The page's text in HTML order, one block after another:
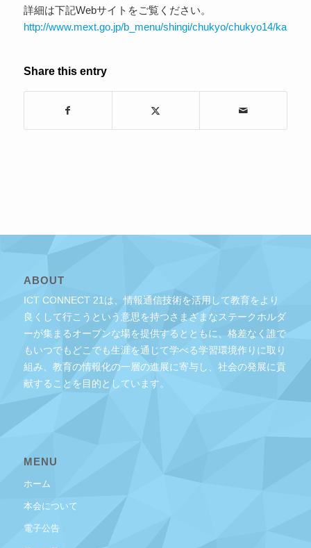
詳細は下記Webサイトをご覧ください。
http://www.mext.go.jp/b_menu/shingi/chukyo/chukyo14/kaisai/
Share this entry
ABOUT
ICT CONNECT 21は、情報通信技術を活用して教育をより
良くして行こうという意思を持つさまざまなステークホルダ
ーが集まるオープンな場を提供するとともに、格差なく誰で
もいつでもどこでも生涯を通じて学べる学習環境作りに取り
組み、教育の情報化の一層の進展に寄与し、社会の発展に貢
献することを目的としています。
MENU
ホーム
本会について
電子公告